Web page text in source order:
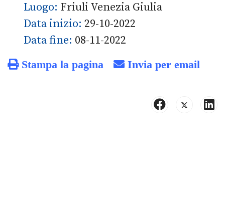
Luogo: Friuli Venezia Giulia
Data inizio: 29-10-2022
Data fine: 08-11-2022
Stampa la pagina Invia per email